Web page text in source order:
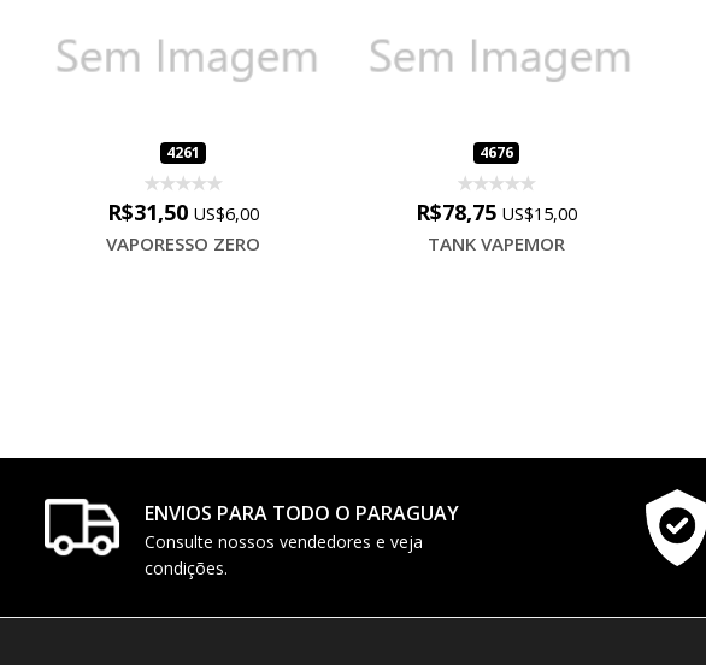
4261
R$31,50 US$6,00
VAPORESSO ZERO
4676
R$78,75 US$15,00
TANK VAPEMOR
ENVIOS PARA TODO O PARAGUAY
Consulte nossos vendedores e veja
condições.